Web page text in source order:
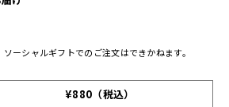
ーシャルギフトでのご注文はできかねます。
¥880（税込）